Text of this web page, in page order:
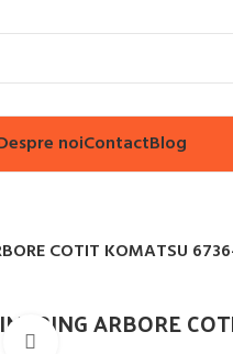
noiContactBlog
COTIT KOMATSU
ARBORE